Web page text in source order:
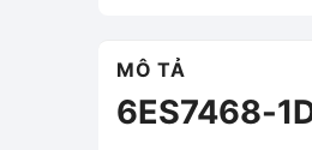
MÔ TẢ
6ES7468-